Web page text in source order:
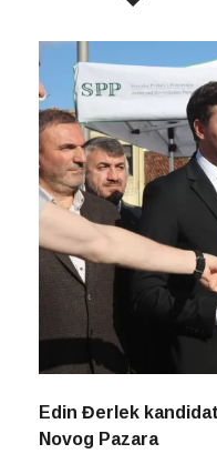
Edin Đerlek
Novog Pazara